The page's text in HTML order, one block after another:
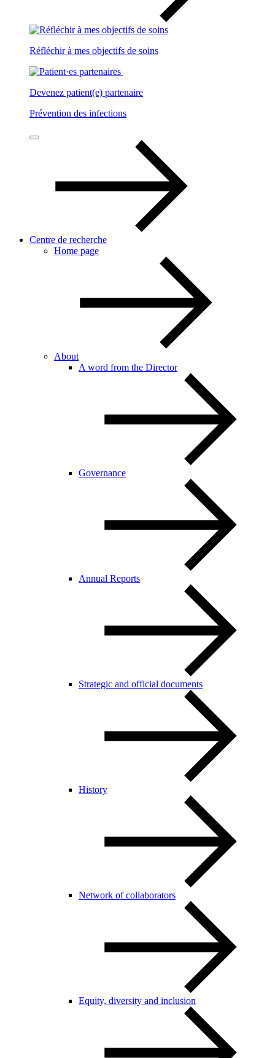
Réfléchir à mes objectifs de soins
Devenez patient(e) partenaire
Prévention des infections
Centre de recherche
Home page
About
A word from the Director
Governance
Annual Reports
Strategic and official documents
History
Network of collaborators
Equity, diversity and inclusion